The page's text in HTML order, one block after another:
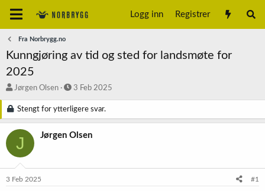
Logg inn Registrer
Fra Norbrygg.no
Kunngjøring av tid og sted for landsmøte for
2025
T
å
d
s
e
Jørgen Olsen
S
a
r
t
d
3 Feb 2025
Stengt for ytterligere svar.
J Jørgen Olsen
3 Feb 2025 #1